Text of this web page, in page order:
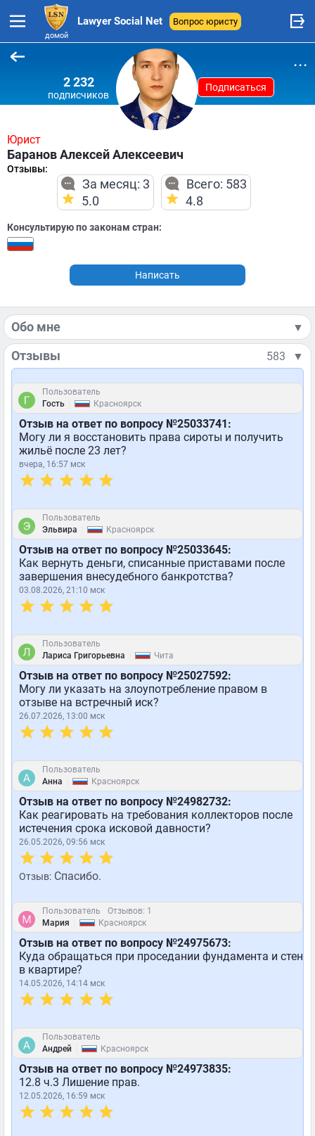
домой
Lawyer Social Net Вопрос юристу
2 232
подписчиков
Подписаться
...
Юрист
Баранов Алексей Алексеевич
Отзывы:
За месяц: 3
5.0
Всего: 583
4.8
Консультирую по законам стран:
Написать
Обо мне ▼
Отзывы 583 ▼
Пользователь
Гость
Красноярск
Отзыв на ответ по вопросу №25033741:
Могу ли я восстановить права сироты и получить
жильё после 23 лет?
вчера, 16:57 мск
Пользователь
Эльвира
Красноярск
Отзыв на ответ по вопросу №25033645:
Как вернуть деньги, списанные приставами после
завершения внесудебного банкротства?
03.08.2026, 21:10 мск
Пользователь
Лариса Григорьевна
Чита
Отзыв на ответ по вопросу №25027592:
Могу ли указать на злоупотребление правом в
отзыве на встречный иск?
26.07.2026, 13:00 мск
Пользователь
Анна
Красноярск
Отзыв на ответ по вопросу №24982732:
Как реагировать на требования коллекторов после
истечения срока исковой давности?
26.05.2026, 09:56 мск
Отзыв: Спасибо.
Пользователь
Отзывов: 1
Мария
Красноярск
Отзыв на ответ по вопросу №24975673:
Куда обращаться при проседании фундамента и стен
в квартире?
14.05.2026, 14:14 мск
Пользователь
Андрей
Красноярск
Отзыв на ответ по вопросу №24973835:
12.8 ч.3 Лишение прав.
12.05.2026, 16:59 мск